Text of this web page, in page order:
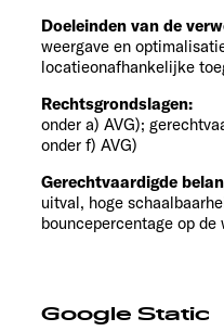
Doeleinden van de
weergave en
locatieonafhankelijke
onder a) AVG);
onder f) AVG)
Gerechtvaardigde
uitval, hoge
bouncepercentage op de
Google Static